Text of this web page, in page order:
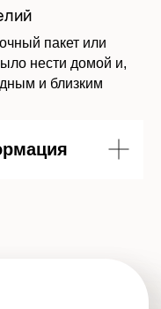
пакет или
нести домой и,
и близким